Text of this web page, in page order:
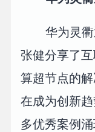
华为灵
张健分享了
算超节点的
在成为创新
多优秀案例